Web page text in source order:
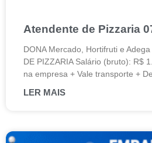
Atendente de Pizzaria
DONA Mercado, Hortifruti e
DE PIZZARIA Salário (bruto): R$
na empresa + Vale transporte +
LER MAIS